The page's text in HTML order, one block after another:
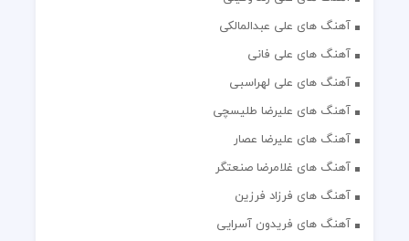
آهنگ های علی عبدالمالکی
آهنگ های علی فانی
آهنگ های علی لهراسبی
آهنگ های علیرضا طلیسچی
آهنگ های علیرضا عصار
آهنگ های غلامرضا صنعتگر
آهنگ های فرزاد فرزین
آهنگ های فریدون آسرایی